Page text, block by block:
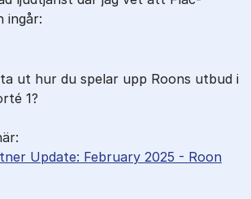
ingår:
ut hur du spelar upp Roons utbud i
1?
Update: February 2025 - Roon